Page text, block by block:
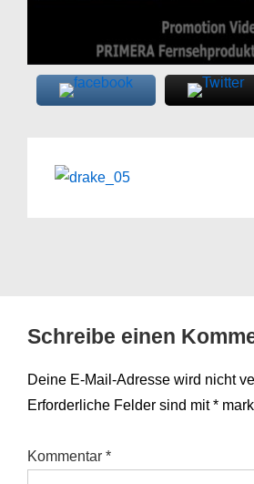
Schreibe einen
Deine E-Mail-Adresse wird nicht
Erforderliche Felder sind mit*
Kommentar *